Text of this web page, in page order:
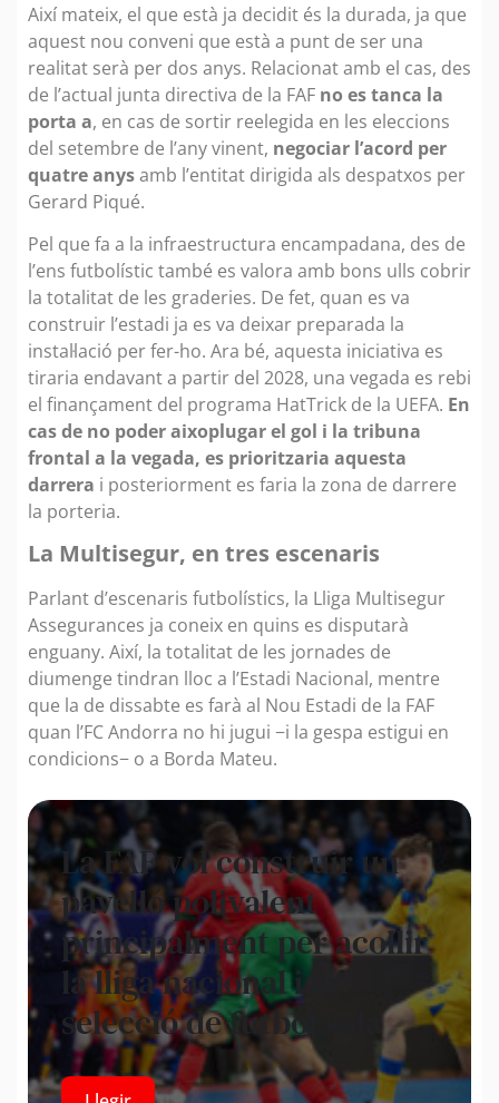
Així mateix, el que està ja decidit és la durada, ja que
aquest nou conveni que està a punt de ser una
realitat serà per dos anys. Relacionat amb el cas, des
de l’actual junta directiva de la FAF no es tanca la
porta a, en cas de sortir reelegida en les eleccions
del setembre de l’any vinent, negociar l’acord per
quatre anysamb l’entitat dirigida als despatxos per
Gerard Piqué.
Pel que fa a la infraestructura encampadana, des de
l’ens futbolístic també es valora amb bons ulls cobrir
la totalitat de les graderies. De fet, quan es va
construir l’estadi ja es va deixar preparada la
instal·lació per fer-ho. Ara bé, aquesta iniciativa es
tiraria endavant a partir del 2028, una vegada es rebi
el finançament del programa HatTrick de la UEFA. En
cas de no poder aixoplugar el gol i la tribuna
frontal a la vegada, es prioritzaria aquesta
darrera i posteriorment es faria la zona de darrere
la porteria.
La Multisegur, en tres escenaris
Parlant d’escenaris futbolístics, la Lliga Multisegur
Assegurances ja coneix en quins es disputarà
enguany. Així, la totalitat de les jornades de
diumenge tindran lloc a l’Estadi Nacional, mentre
que la de dissabte es farà al Nou Estadi de la FAF
quan l’FC Andorra no hi jugui −i la gespa estigui en
condicions− o a Borda Mateu.
La FAF vol construir un
pavelló polivalent
principalment per acollir
la lliga nacional i la
selecció de futbol sala